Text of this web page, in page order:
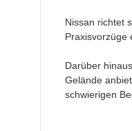
Nissan richtet
Praxisvorzüge
Darüber
Gelände
schwierigen